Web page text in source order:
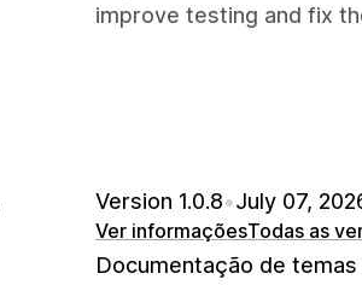
improve testing and fix
Version 1.0.8•July 07,
Ver informaçõesTodas as
Documentação de temas